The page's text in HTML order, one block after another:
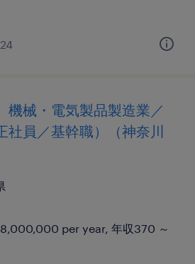
機械・電気製品製造業／
社員／基幹職）（神奈川
per year, 年収370 ～